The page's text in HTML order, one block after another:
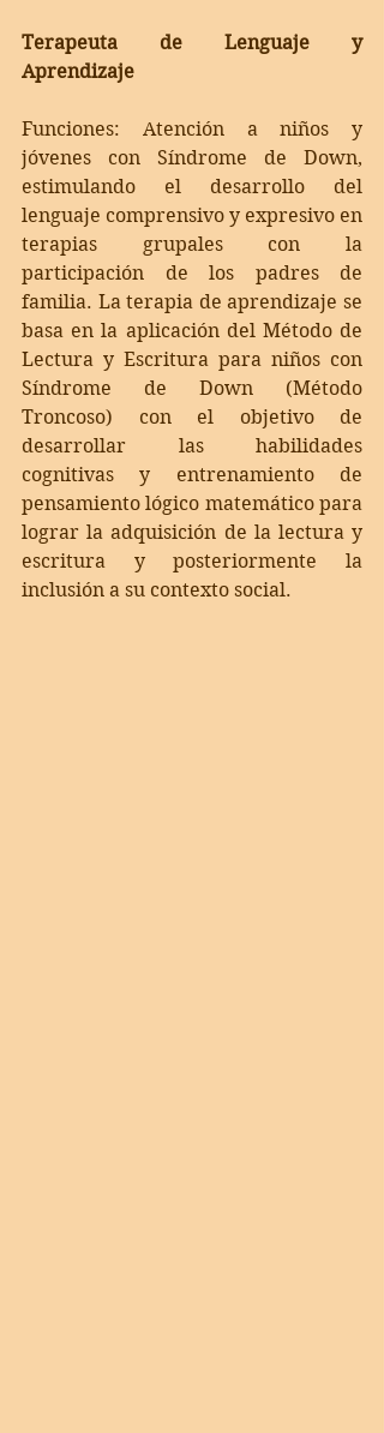
Terapeuta de Lenguaje y
Aprendizaje
Funciones: Atención a niños y
jóvenes con Síndrome de Down,
estimulando el desarrollo del
lenguaje comprensivo y expresivo en
terapias grupales con la
participación de los padres de
familia. La terapia de aprendizaje se
basa en la aplicación del Método de
Lectura y Escritura para niños con
Síndrome de Down (Método
Troncoso) con el objetivo de
desarrollar las habilidades
cognitivas y entrenamiento de
pensamiento lógico matemático para
lograr la adquisición de la lectura y
escritura y posteriormente la
inclusión a su contexto social.